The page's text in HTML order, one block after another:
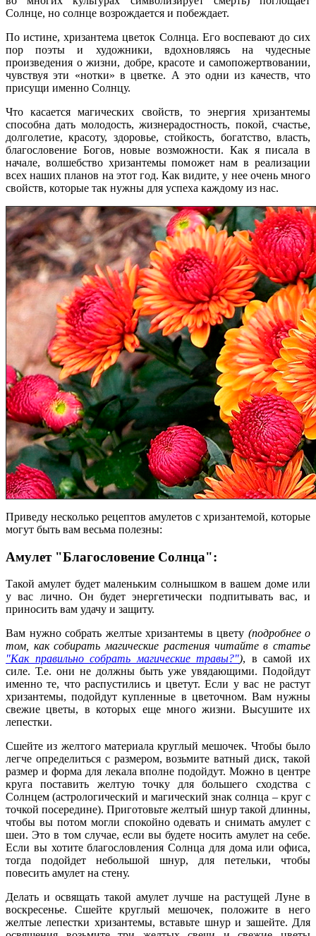
Солнце, но солнце возрождается и побеждает.
По истине, хризантема цветок Солнца. Его воспевают до сих
пор поэты и художники, вдохновляясь на чудесные
произведения о жизни, добре, красоте и самопожертвовании,
чувствуя эти «нотки» в цветке. А это одни из качеств, что
присущи именно Солнцу.
Что касается магических свойств, то энергия хризантемы
способна дать молодость, жизнерадостность, покой, счастье,
долголетие, красоту, здоровье, стойкость, богатство, власть,
благословение Богов, новые возможности. Как я писала в
начале, волшебство хризантемы поможет нам в реализации
всех наших планов на этот год. Как видите, у нее очень много
свойств, которые так нужны для успеха каждому из нас.
Приведу несколько рецептов амулетов с хризантемой, которые
могут быть вам весьма полезны:
Амулет "Благословение Солнца":
Такой амулет будет маленьким солнышком в вашем доме или
у вас лично. Он будет энергетически подпитывать вас, и
приносить вам удачу и защиту.
Вам нужно собрать желтые хризантемы в цвету (подробнее о
том, как собирать магические растения читайте в статье
"Как правильно собрать магические травы?"), в самой их
силе. Т.е. они не должны быть уже увядающими. Подойдут
именно те, что распустились и цветут. Если у вас не растут
хризантемы, подойдут купленные в цветочном. Вам нужны
свежие цветы, в которых еще много жизни. Высушите их
лепестки.
Сшейте из желтого материала круглый мешочек. Чтобы было
легче определиться с размером, возьмите ватный диск, такой
размер и форма для лекала вполне подойдут. Можно в центре
круга поставить желтую точку для большего сходства с
Солнцем (астрологический и магический знак солнца – круг с
точкой посередине). Приготовьте желтый шнур такой длинны,
чтобы вы потом могли спокойно одевать и снимать амулет с
шеи. Это в том случае, если вы будете носить амулет на себе.
Если вы хотите благословления Солнца для дома или офиса,
тогда подойдет небольшой шнур, для петельки, чтобы
повесить амулет на стену.
Делать и освящать такой амулет лучше на растущей Луне в
воскресенье. Сшейте круглый мешочек, положите в него
желтые лепестки хризантемы, вставьте шнур и зашейте. Для